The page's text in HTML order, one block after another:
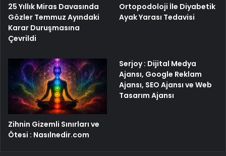
25 Yıllık Miras Davasında
Gözler Temmuz Ayındaki
Karar Duruşmasına
Çevrildi
Ortopodoloji İle Diyabetik
Ayak Yarası Tedavisi
Zihnin Gizemli Sınırları ve
Ötesi : Nasılnedir.com
Serjoy : Dijital Medya
Ajansı, Google Reklam
Ajansı, SEO Ajansı ve Web
Tasarım Ajansı